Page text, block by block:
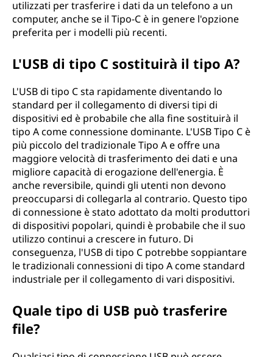
utilizzati per trasferire i dati da un telefono a un
computer, anche se il Tipo-C è in genere l'opzione
preferita per i modelli più recenti.
L'USB di tipo C sostituirà il tipo A?
L'USB di tipo C sta rapidamente diventando lo
standard per il collegamento di diversi tipi di
dispositivi ed è probabile che alla fine sostituirà il
tipo A come connessione dominante. L'USB Tipo C è
più piccolo del tradizionale Tipo A e offre una
maggiore velocità di trasferimento dei dati e una
migliore capacità di erogazione dell'energia. È
anche reversibile, quindi gli utenti non devono
preoccuparsi di collegarla al contrario. Questo tipo
di connessione è stato adottato da molti produttori
di dispositivi popolari, quindi è probabile che il suo
utilizzo continui a crescere in futuro. Di
conseguenza, l'USB di tipo C potrebbe soppiantare
le tradizionali connessioni di tipo A come standard
industriale per il collegamento di vari dispositivi.
Quale tipo di USB può trasferire
file?